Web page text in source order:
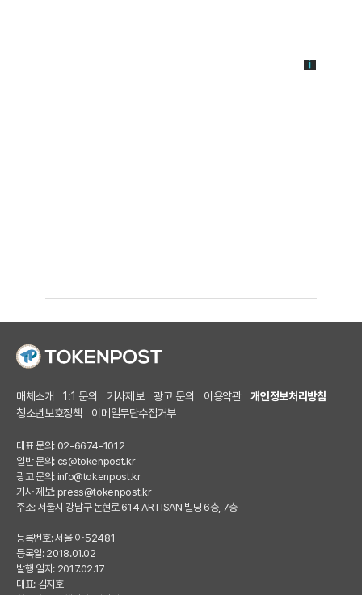
매체소개 1:1 문의 기사제보 광고 문의 이용약관
개인정보처리방침
청소년보호정책
이메일무단수집거부
대표 문의: 02-6674-1012
일반 문의: cs@tokenpost.kr
광고 문의: info@tokenpost.kr
기사 제보: press@tokenpost.kr
주소: 서울시 강남구 논현로 614 ARTISAN 빌딩 6층, 7층
등록번호: 서울 아 52481
등록일: 2018.01.02
발행 일자: 2017.02.17
대표: 김지호